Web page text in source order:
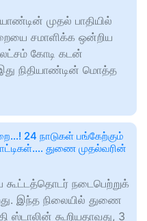
முதல் பாதியில்
சமாளிக்க ஒன்றிய
லட்சம் கோடி கடன்
நிதியாண்டின் மொத்த
24 நாடுகள் பங்கேற்கும்
துணை முதல்வரின்
கூட்டத்தொடர் நடைபெற்றுக்
இந்த நிலையில் துணை
ஸ்டாலின் கூறியதாவது, 3